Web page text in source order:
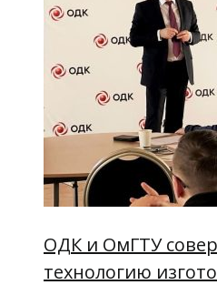
ОДК и ОмГТУ
технологию